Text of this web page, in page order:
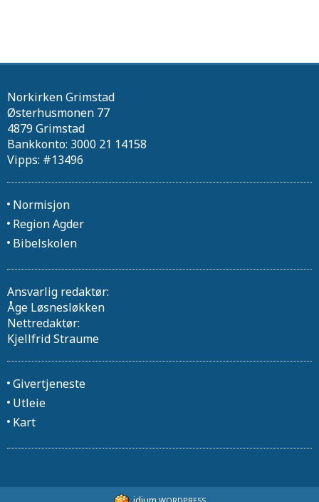
Norkirken Grimstad
Østerhusmonen 77
4879 Grimstad
Bankkonto: 3000 21 14158
Vipps: #13496
Normisjon
Region Agder
Bibelskolen
Ansvarlig redaktør:
Åge Løsnesløkken
Nettredaktør:
Kjellfrid Straume
Givertjeneste
Utleie
Kart